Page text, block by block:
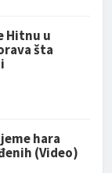
Hitnu u
šta
hara
(Video)